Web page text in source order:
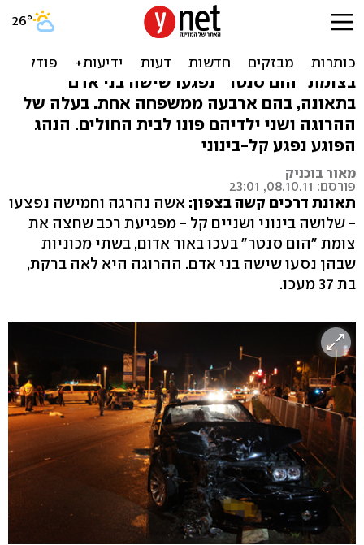
נהג חצה באדום: אשה מעכו
נהרגה, ילדיה נפצעו
בצומת "הום סנטר" נפגעו שישה בני אדם
בתאונה, בהם ארבעה ממשפחה אחת. בעלה של
ההרוגה ושני ילדיהם פונו לבית החולים. הנהג
הפוגע נפגע קל-בינוני
מאור בוכניק
פורסם: 08.10.11, 23:01
תאונת דרכים קשה בצפון: אשה נהרגה וחמישה נפצעו
- שלושה בינוני ושניים קל - מפגיעת רכב שחצה את
צומת "הום סנטר" בעכו באור אדום, בשתי מכוניות
שבהן נסעו שישה בני אדם. ההרוגה היא לאה ברקת,
בת 37 מעכו.